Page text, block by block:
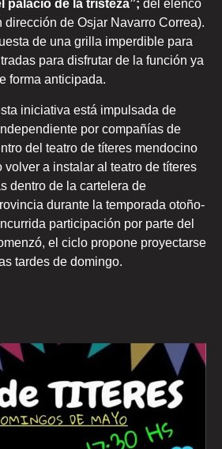
palacio de la tristeza”; del elenco
dirección de Osjar Navarro Correa).
de una grilla imperdible para
para disfrutar de la función ya
forma anticipada.
iniciativa está impulsada de
por compañías de
del teatro de títeres mendocino
volver a instalar al teatro de títeres
dentro de la cartelera de
durante la temporada otoño-
participación por parte del
el ciclo propone proyectarse
tardes de domingo.